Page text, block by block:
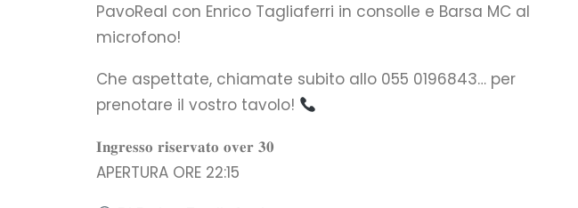
PavoReal con Enrico Tagliaferri in consolle e Barsa MC al
microfono!
Che aspettate, chiamate subito allo 055 0196843… per
prenotare il vostro tavolo!
𝐈𝐧𝐠𝐫𝐞𝐬𝐬𝐨 𝐫𝐢𝐬𝐞𝐫𝐯𝐚𝐭𝐨 𝐨𝐯𝐞𝐫 𝟑𝟎
APERTURA ORE 22:15